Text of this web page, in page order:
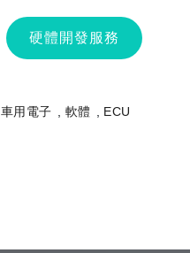
硬體開發服務
車用電子 軟體 ECU